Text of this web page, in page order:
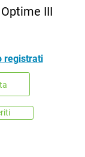
III
registrati